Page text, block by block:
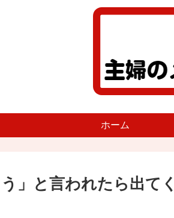
ホーム
」と言われたら出て